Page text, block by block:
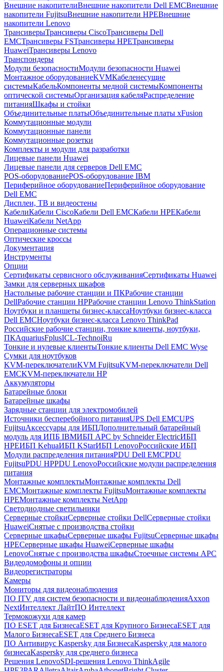
Внешние накопителиВнешние накопители Dell EMCВнешние
накопители FujitsuВнешние накопители HPEВнешние
накопители Lenovo
ТрансиверыТрансиверы CiscoТрансиверы Dell
EMCТрансиверы FSТрансиверы HPEТрансиверы
HuaweiТрансиверы Lenovo
Транспондеры
Модули безопасностиМодули безопасности Huawei
Монтажное оборудованиеKVMКабеленесущие
системыКабельКомпоненты медной системыКомпоненты
оптической системыОрганизация кабеляРаспределение
питанияШкафы и стойки
Объединительные платыОбъединительные платы xFusion
Коммутационные модули
Коммутационные панели
Коммутационные розетки
Комплекты и модули для разработки
Лицевые панели Huawei
Лицевые панели для серверов Dell EMC
POS-оборудованиеPOS-оборудование IBM
Периферийное оборудованиеПериферийное оборудование
Dell EMC
Дисплеи, ТВ и видеостены
КабелиКабели CiscoКабели Dell EMCКабели HPEКабели
HuaweiКабели NetApp
Операционные системы
Оптические кроссы
Документация
Инструменты
Опции
Сертификаты сервисного обслуживанияСертификаты Huawei
Замки для серверных шкафов
Настольные рабочие станции и ПКРабочие станции
DellРабочие станции HPРабочие станции Lenovo ThinkStation
Ноутбуки и планшеты бизнес-классаНоутбуки бизнес-класса
Dell EMCНоутбуки бизнес-класса Lenovo ThinkPad
Российские рабочие станции, тонкие клиенты, ноутбуки,
ПКAquariusFplusICL-TechnoiRu
Тонкие и нулевые клиентыТонкие клиенты Dell EMC Wyse
Сумки для ноутбуков
KVM-переключателиKVM FujitsuKVM-переключатели Dell
EMCKVM-переключатели HP
Аккумуляторы
Батарейные блоки
Батарейные шкафы
Зарядные станции для электромобилей
Источники бесперебойного питанияUPS Dell EMCUPS
FujitsuАксессуары для ИБПДополнительный батарейный
модуль для ИПБ IBMИБП APC by Schneider ElectricИБП
HPEИБП KehuaИБП KStarИБП LenovoРоссийские ИБП
Модули распределения питанияPDU Dell EMCPDU
FujitsuPDU HPPDU LenovoРоссийские модули распределения
питания
Монтажные комплектыМонтажные комплекты Dell
EMCМонтажные комплекты FujitsuМонтажные комплекты
HPEМонтажные комплекты NetApp
Светодиодные светильники
Серверные стойкиСерверные стойки DellСерверные стойки
HuaweiСнятые с производства стойки
Серверные шкафыСерверные шкафы FujitsuСерверные шкафы
HPEСерверные шкафы HuaweiСерверные шкафы
LenovoСнятые с производства шкафыСтоечные системы APC
Видеодомофоны и опции
Видеорегистраторы
Камеры
Мониторы для видеонаблюдения
ПО ITV для систем безопасности и видеонаблюденияAxxon
NextИнтеллект ЛайтПО Интеллект
Термокожухи для камер
ПО ESET для БизнесаESET для Крупного БизнесаESET для
Малого БизнесаESET для Среднего Бизнеса
ПО Антивирус Kaspersky для БизнесаKaspersky для малого
бизнесаKaspersky для среднего бизнеса
Решения LenovoSDI-решения Lenovo ThinkAgile